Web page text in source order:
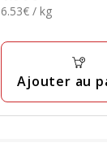
avec
27
1.96€
6.53€
Kg
6.53€ / kg
Ajouter au